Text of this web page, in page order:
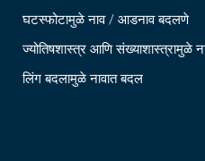
घटस्फोटामुळे नाव / आडनाव बदलणे
ज्योतिषशास्त्र आणि संख्याशास्त्रामुळे
लिंग बदलामुळे नावात बदल